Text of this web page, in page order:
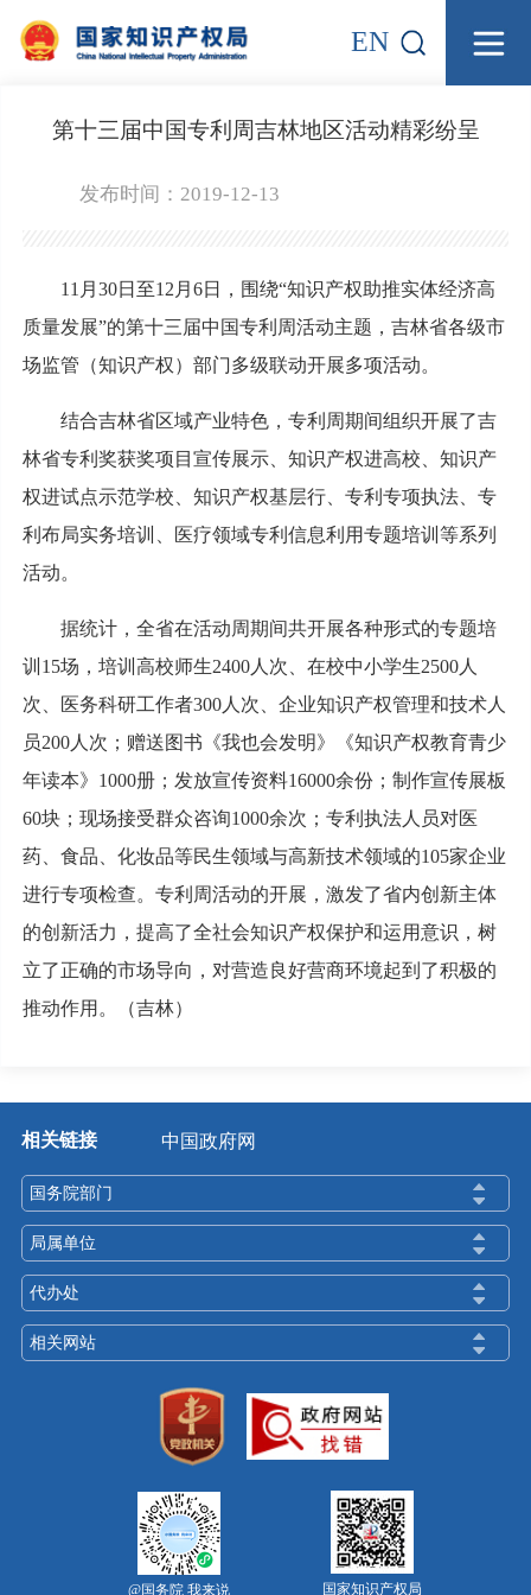
EN
第十三届中国专利周吉林地区活动精彩纷呈
发布时间：2019-12-13
11月30日至12月6日，围绕“知识产权助推实体经济高
质量发展”的第十三届中国专利周活动主题，吉林省各级市
场监管（知识产权）部门多级联动开展多项活动。
结合吉林省区域产业特色，专利周期间组织开展了吉
林省专利奖获奖项目宣传展示、知识产权进高校、知识产
权进试点示范学校、知识产权基层行、专利专项执法、专
利布局实务培训、医疗领域专利信息利用专题培训等系列
活动。
据统计，全省在活动周期间共开展各种形式的专题培
训15场，培训高校师生2400人次、在校中小学生2500人
次、医务科研工作者300人次、企业知识产权管理和技术人
员200人次；赠送图书《我也会发明》《知识产权教育青少
年读本》1000册；发放宣传资料16000余份；制作宣传展板
60块；现场接受群众咨询1000余次；专利执法人员对医
药、食品、化妆品等民生领域与高新技术领域的105家企业
进行专项检查。专利周活动的开展，激发了省内创新主体
的创新活力，提高了全社会知识产权保护和运用意识，树
立了正确的市场导向，对营造良好营商环境起到了积极的
推动作用。（吉林）
相关链接 中国政府网
国务院部门
局属单位
代办处
相关网站
@国务院 我来说 国家知识产权局